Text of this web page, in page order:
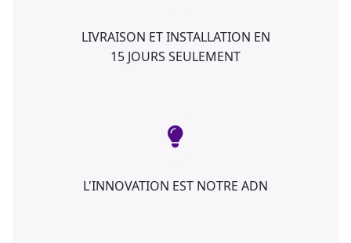
LIVRAISON ET INSTALLATION EN
15 JOURS SEULEMENT
L'INNOVATION EST NOTRE ADN